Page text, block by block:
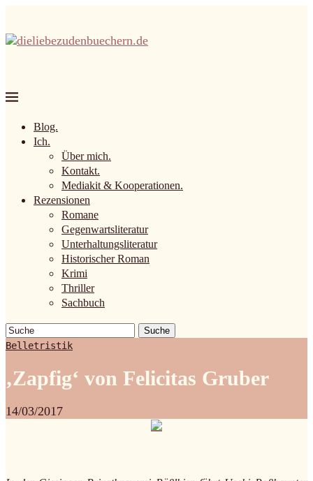
Blog.
Ich.
Über mich.
Kontakt.
Mediakit & Kooperationen.
Rezensionen
Romane
Gegenwartsliteratur
Unterhaltungsliteratur
Historischer Roman
Krimi
Thriller
Sachbuch
Suche
Belletristik
‚Zapfig‘ von Felicitas Gruber
14/03/2017